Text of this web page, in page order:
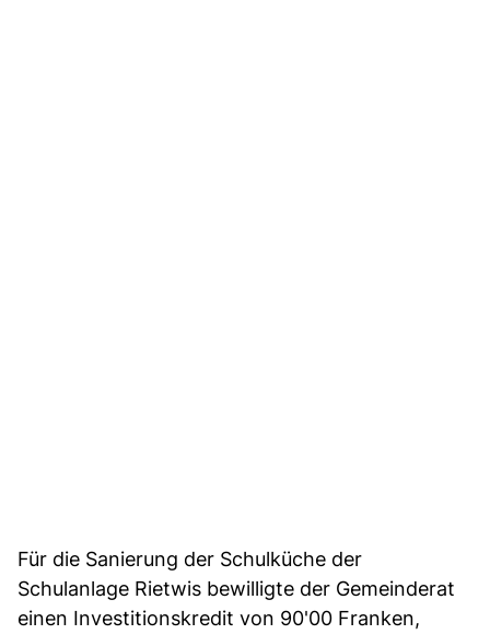
Für die Sanierung der Schulküche der
Schulanlage Rietwis bewilligte der Gemeinderat
einen Investitionskredit von 90'00 Franken,